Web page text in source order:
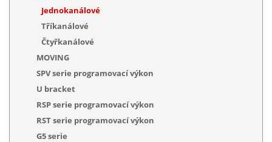
Jednokanálové
Tříkanálové
Čtyřkanálové
MOVING
SPV serie programovací výkon
U bracket
RSP serie programovací výkon
RST serie programovací výkon
G5 serie